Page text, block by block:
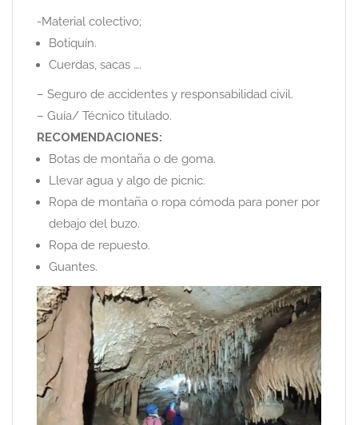
-Material colectivo;
Botiquín.
Cuerdas, sacas ….
– Seguro de accidentes y responsabilidad civil.
– Guía/ Técnico titulado.
RECOMENDACIONES:
Botas de montaña o de goma.
Llevar agua y algo de picnic.
Ropa de montaña o ropa cómoda para poner por
debajo del buzo.
Ropa de repuesto.
Guantes.